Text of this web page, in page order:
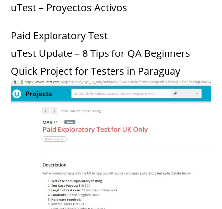
uTest – Proyectos Activos
Paid Exploratory Test
uTest Update – 8 Tips for QA Beginners
Quick Project for Testers in Paraguay